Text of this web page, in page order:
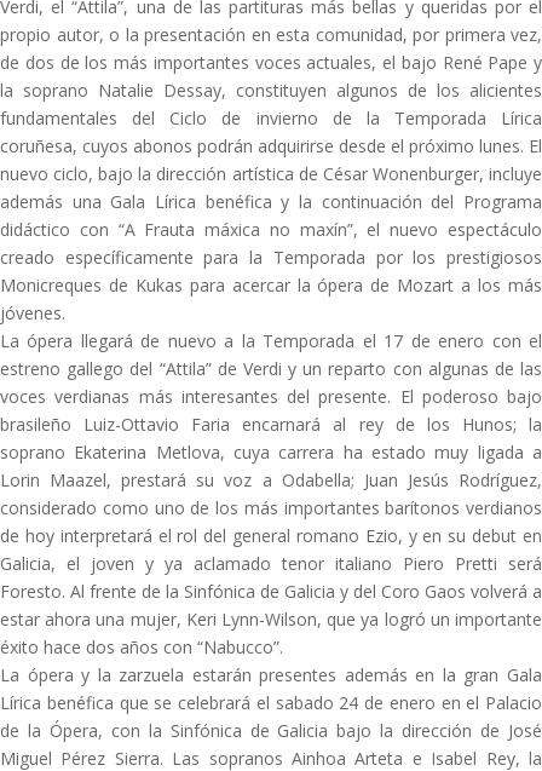
Verdi, el “Attila”, una de las partituras más bellas y queridas por el
propio autor, o la presentación en esta comunidad, por primera vez,
de dos de los más importantes voces actuales, el bajo René Pape y
la soprano Natalie Dessay, constituyen algunos de los alicientes
fundamentales del Ciclo de invierno de la Temporada Lírica
coruñesa, cuyos abonos podrán adquirirse desde el próximo lunes. El
nuevo ciclo, bajo la dirección artística de César Wonenburger, incluye
además una Gala Lírica benéfica y la continuación del Programa
didáctico con “A Frauta máxica no maxín”, el nuevo espectáculo
creado específicamente para la Temporada por los prestigiosos
Monicreques de Kukas para acercar la ópera de Mozart a los más
jóvenes.
La ópera llegará de nuevo a la Temporada el 17 de enero con el
estreno gallego del “Attila” de Verdi y un reparto con algunas de las
voces verdianas más interesantes del presente. El poderoso bajo
brasileño Luiz-Ottavio Faria encarnará al rey de los Hunos; la
soprano Ekaterina Metlova, cuya carrera ha estado muy ligada a
Lorin Maazel, prestará su voz a Odabella; Juan Jesús Rodríguez,
considerado como uno de los más importantes barítonos verdianos
de hoy interpretará el rol del general romano Ezio, y en su debut en
Galicia, el joven y ya aclamado tenor italiano Piero Pretti será
Foresto. Al frente de la Sinfónica de Galicia y del Coro Gaos volverá a
estar ahora una mujer, Keri Lynn-Wilson, que ya logró un importante
éxito hace dos años con “Nabucco”.
La ópera y la zarzuela estarán presentes además en la gran Gala
Lírica benéfica que se celebrará el sabado 24 de enero en el Palacio
de la Ópera, con la Sinfónica de Galicia bajo la dirección de José
Miguel Pérez Sierra. Las sopranos Ainhoa Arteta e Isabel Rey, la